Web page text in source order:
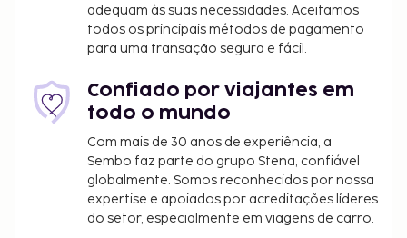
confirmação de reserva.
Imposto municipal: de 1 de outubro a 31 de
março: 1.00 EUR por pessoa e por noite para
anos pagam 0.50 EUR por noite. As crianças
com menos 12 anos estão isentas deste
imposto.
Imposto municipal: de 1 de abril a 30 de
setembro: 1.50 EUR por pessoa e por noite para
hóspedes adultos. Os clientes entre os 12 e os 17
anos pagam 0.75 EUR por noite. As crianças
adequam às suas necessidades. Aceitamos
todos os principais métodos de pagamento
para uma transação segura e fácil.
Confiado por viajantes em
todo o mundo
Com mais de 30 anos de experiência, a
Sembo faz parte do grupo Stena, confiável
globalmente. Somos reconhecidos por nossa
expertise e apoiados por acreditações líderes
do setor, especialmente em viagens de carro.